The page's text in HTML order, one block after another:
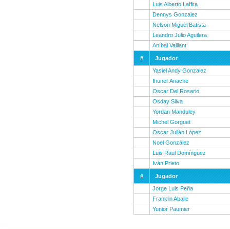
Luis Alberto Laffita
Dennys Gonzalez
Nelson Miguel Batista
Leandro Julio Aguilera
Aníbal Vaillant
#
Jugador
Yasiel Andy Gonzalez
Ihuner Anache
Oscar Del Rosario
Osday Silva
Yordan Manduley
Michel Gorguet
Oscar Julián López
Noel González
Luis Raul Domínguez
Iván Prieto
#
Jugador
Jorge Luis Peña
Franklin Aballe
Yunior Paumier